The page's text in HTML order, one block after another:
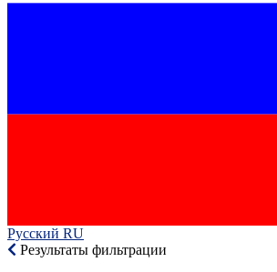
Русский RU‎
Результаты фильтрации